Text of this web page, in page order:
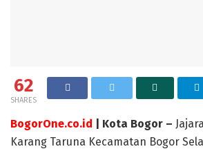
62
SHARES
BogorOne.co.id | Kota Bogor –
Karang Taruna Kecamatan Bogor